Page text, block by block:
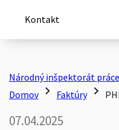
Kontakt
Národný inšpektorát práce
Domov chevron_right Faktúry chevron_right
07.04.2025